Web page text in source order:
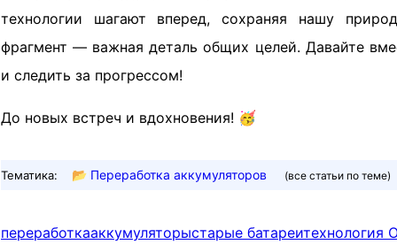
технологии шагают вперед, сохраняя нашу
фрагмент — важная деталь общих целей. Давайте
и следить за прогрессом!
До новых встреч и вдохновения! 🥳
Тематика: 📂 Переработка аккумуляторов (все статьи по теме)
переработкааккумуляторыстарые батареитехнология